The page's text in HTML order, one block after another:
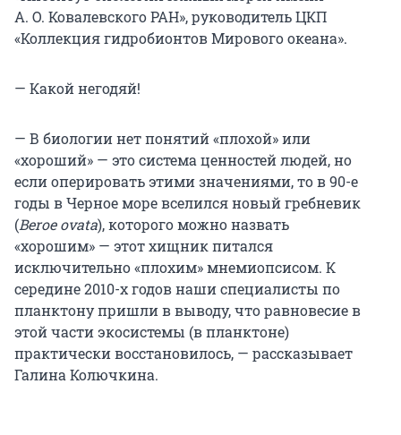
А. О. Ковалевского РАН», руководитель ЦКП
«Коллекция гидробионтов Мирового океана».
— Какой негодяй!
— В биологии нет понятий «плохой» или
«хороший» — это система ценностей людей, но
если оперировать этими значениями, то в 90-е
годы в Черное море вселился новый гребневик
(Beroe ovata), которого можно назвать
«хорошим» — этот хищник питался
исключительно «плохим» мнемиопсисом. К
середине 2010-х годов наши специалисты по
планктону пришли в выводу, что равновесие в
этой части экосистемы (в планктоне)
практически восстановилось, — рассказывает
Галина Колючкина.